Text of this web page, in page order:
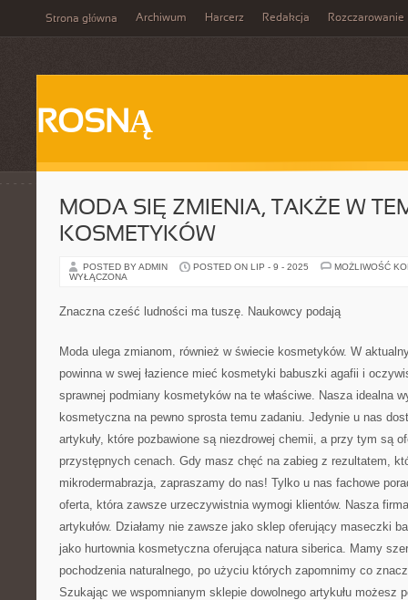
Strona główna Archiwum Harcerz Redakcja Rozczarowanie
ROSNĄ
MODA SIĘ ZMIENIA, TAKŻE W
KOSMETYKÓW
POSTED BY ADMIN POSTED ON LIP - 9 - 2025
MOŻLIWOŚĆ
WYŁĄCZONA
Znaczna cześć ludności ma tuszę. Naukowcy podają
Moda ulega zmianom, również w świecie kosmetyków. W
powinna w swej łazience mieć kosmetyki babuszki agafii i
sprawnej podmiany kosmetyków na te właściwe. Nasza idealna
kosmetyczna na pewno sprosta temu zadaniu. Jedynie u nas
artykuły, które pozbawione są niezdrowej chemii, a przy tym są
przystępnych cenach. Gdy masz chęć na zabieg z rezultatem,
mikrodermabrazja, zapraszamy do nas! Tylko u nas fachowe
oferta, która zawsze urzeczywistnia wymogi klientów. Nasza
artykułów. Działamy nie zawsze jako sklep oferujący maseczki
jako hurtownia kosmetyczna oferująca natura siberica. Mamy
pochodzenia naturalnego, po użyciu których zapomnimy co
Szukając we wspomnianym sklepie dowolnego artykułu możesz